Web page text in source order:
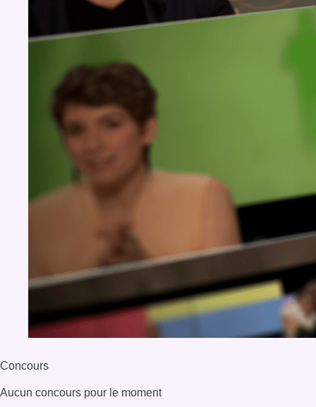
Concours
Aucun concours pour le moment